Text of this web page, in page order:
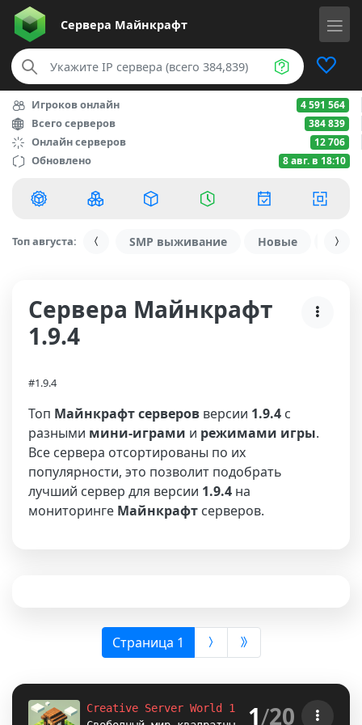
Сервера Майнкрафт
Игроков онлайн 4 591 564
Всего серверов 384 839
Онлайн серверов 12 706
Обновлено 8 авг. в 18:10
Топ августа: SMP выживание Новые С
Сервера Майнкрафт
1.9.4
#1.9.4
Топ Майнкрафт серверов версии 1.9.4 с
разными мини-играми и режимами игры.
Все сервера отсортированы по их
популярности, это позволит подобрать
лучший сервер для версии 1.9.4 на
мониторинге Майнкрафт серверов.
Страница 1 (выбрана)
Creative Server World 1.8-1.12.2-1.16.5-
1/20